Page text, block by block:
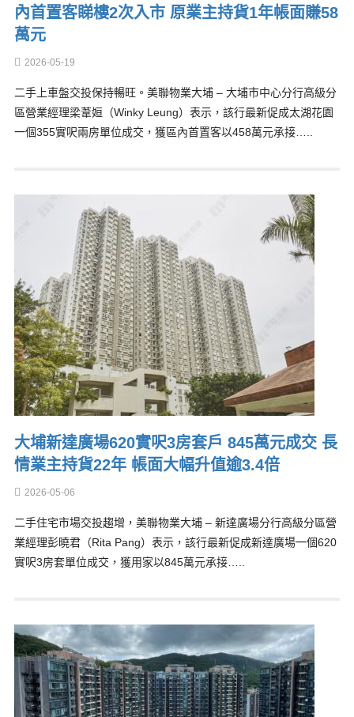
內首置客睇樓2次入市 原業主持貨1年帳面賺58
萬元
2026-05-19
二手上車盤交投保持暢旺。美聯物業大埔 – 大埔市中心分行高級分
區營業經理梁葦姮（Winky Leung）表示，該行最新促成太湖花園
一個355實呎兩房單位成交，獲區內首置客以458萬元承接…..
大埔新達廣場620實呎3房套戶 845萬元成交 長
情業主持貨22年 帳面大幅升值逾3.4倍
2026-05-06
二手住宅市場交投趨增，美聯物業大埔 – 新達廣場分行高級分區營
業經理彭曉君（Rita Pang）表示，該行最新促成新達廣場一個620
實呎3房套單位成交，獲用家以845萬元承接…..